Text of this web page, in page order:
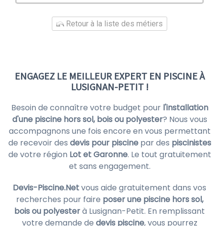
Retour à la liste des métiers
ENGAGEZ LE MEILLEUR EXPERT EN PISCINE À
LUSIGNAN-PETIT !
Besoin de connaître votre budget pour l'installation
d'une piscine hors sol, bois ou polyester? Nous vous
accompagnons une fois encore en vous permettant
de recevoir des devis pour piscinepar des piscinistes
de votre région Lot et Garonne. Le tout gratuitement
et sans engagement.
Devis-Piscine.Netvous aide gratuitement dans vos
recherches pour faire poser une piscine hors sol,
bois ou polyesterà Lusignan-Petit. En remplissant
votre demande de devis piscine, vous pourrez